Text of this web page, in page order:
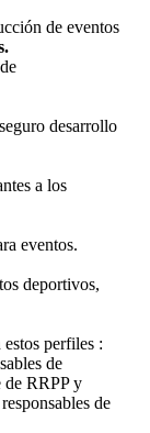
de eventos
desarrollo
a los
eventos.
deportivos,
perfiles :
de
de RRPP y
de